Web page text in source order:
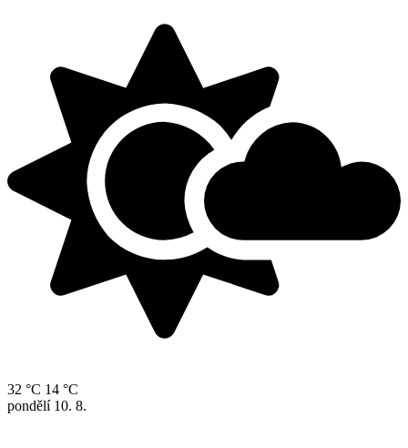
32 °C 14 °C
pondělí 10. 8.